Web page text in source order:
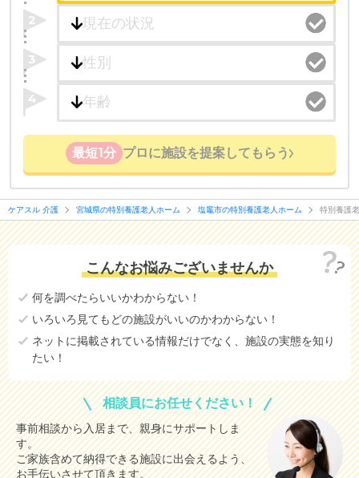
「夫婦入居可」の施設、「看取り可」の施設など、
医療・看護体制から施設を探すこともできます。
2
3
4
最短1分 プロに施設を提案してもらう
ケアスル 介護 宮城県の特別養護老人ホーム 塩竈市の特別養護老人ホーム 特別養護
こんなお悩みございませんか
何を調べたらいいかわからない！
いろいろ見てもどの施設がいいのかわからない！
ネットに掲載されている情報だけでなく、施設の実態を知り
たい！
相談員にお任せください！
事前相談から入居まで、親身にサポートしま
す。
ご家族含めて納得できる施設に出会えるよう、
お手伝いさせて頂きます。